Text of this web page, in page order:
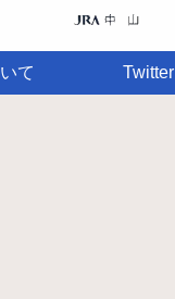
て Twitter